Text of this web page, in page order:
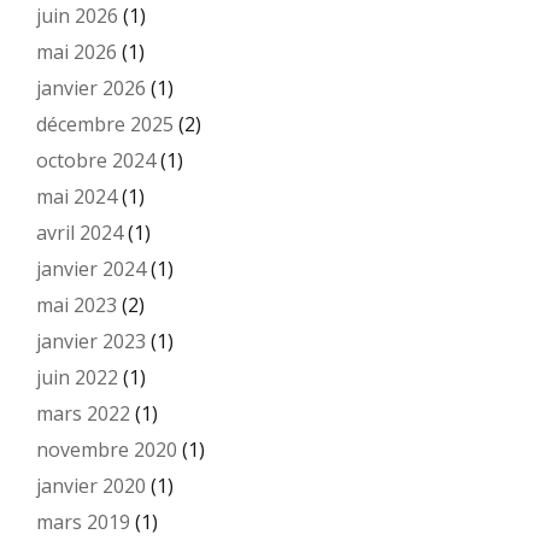
juin 2026 (1)
mai 2026 (1)
janvier 2026 (1)
décembre 2025 (2)
octobre 2024(1)
mai 2024(1)
avril 2024(1)
janvier 2024(1)
mai 2023 (2)
janvier 2023 (1)
juin 2022 (1)
mars 2022 (1)
novembre 2020 (1)
janvier 2020 (1)
mars 2019 (1)